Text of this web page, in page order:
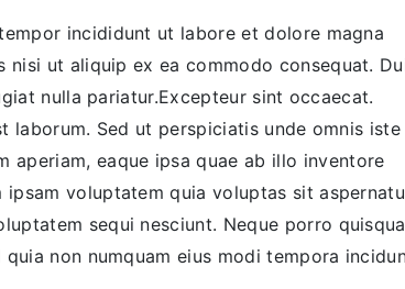
incididunt ut labore et dolore magna
ut aliquip ex ea commodo consequat.
nulla pariatur.Excepteur sint occaecat.
Sed ut perspiciatis unde omnis iste
aperiam, eaque ipsa quae ab illo inventore
voluptatem quia voluptas sit
sequi nesciunt. Neque porro
non numquam eius modi tempora